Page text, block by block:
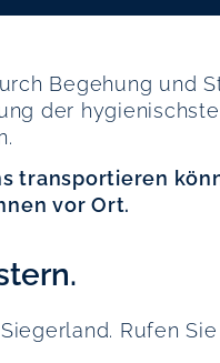
Begehung und
der
transportieren
vor Ort.
Rufen